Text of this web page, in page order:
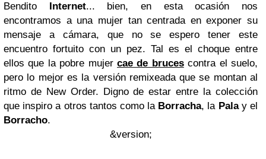
Bendito Internet... bien, en esta ocasión nos
encontramos a una mujer tan centrada en exponer su
mensaje a cámara, que no se espero tener este
encuentro fortuito con un pez. Tal es el choque entre
ellos que la pobre mujer cae de brucescontra el suelo,
pero lo mejor es la versión remixeada que se montan al
ritmo de New Order. Digno de estar entre la colección
que inspiro a otros tantos como la Borracha, la Pala y el
Borracho.
&version;